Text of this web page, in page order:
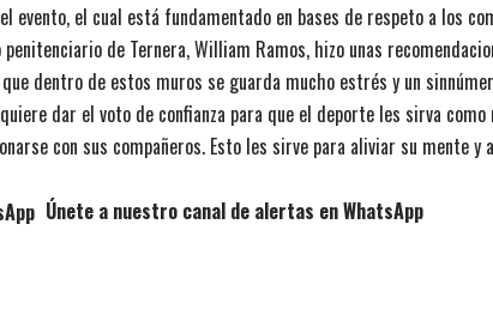
evento, el cual está fundamentado en bases de respeto a los
de Ternera, William Ramos, hizo unas
dentro de estos muros se guarda mucho estrés y un
dar el voto de confianza para que el deporte les sirva
con sus compañeros. Esto les sirve para aliviar su mente y
Únete a nuestro canal de alertas en WhatsApp